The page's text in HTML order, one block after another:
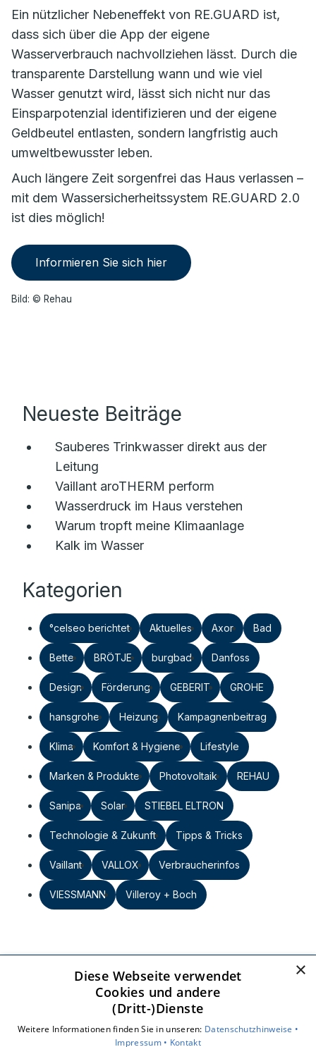
Ein nützlicher Nebeneffekt von RE.GUARD ist,
dass sich über die App der eigene
Wasserverbrauch nachvollziehen lässt. Durch die
transparente Darstellung wann und wie viel
Wasser genutzt wird, lässt sich nicht nur das
Einsparpotenzial identifizieren und der eigene
Geldbeutel entlasten, sondern langfristig auch
umweltbewusster leben.
Auch längere Zeit sorgenfrei das Haus verlassen –
mit dem Wassersicherheitssystem RE.GUARD 2.0
ist dies möglich!
Informieren Sie sich hier
Bild: © Rehau
Neueste Beiträge
Sauberes Trinkwasser direkt aus der
Leitung
Vaillant aroTHERM perform
Wasserdruck im Haus verstehen
Warum tropft meine Klimaanlage
Kalk im Wasser
Kategorien
°celseo berichtet Aktuelles Axor Bad
Bette BRÖTJE burgbad Danfoss
Design Förderung GEBERIT GROHE
hansgrohe Heizung Kampagnenbeitrag
Klima Komfort & Hygiene Lifestyle
Marken & Produkte Photovoltaik REHAU
Sanipa Solar STIEBEL ELTRON
Technologie & Zukunft Tipps & Tricks
Vaillant VALLOX Verbraucherinfos
VIESSMANN Villeroy + Boch
Heizkraftanlagen GmbH
Großer Kolonnenweg 9
30163 Hannover
info@hkhannover.de
×
Diese Webseite verwendet
Cookies und andere
(Dritt-)Dienste
Weitere Informationen finden Sie in unseren: Datenschutzhinweise •
Impressum • Kontakt